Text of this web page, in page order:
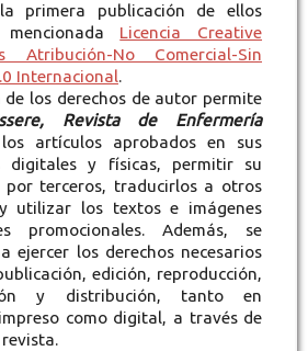
primera publicación de ellos
Licencia Creative
Atribución-No Comercial-Sin
Internacional.
de los derechos de autor permite
Revista de Enfermería
artículos aprobados en sus
digitales y físicas, permitir su
por terceros, traducirlos a otros
utilizar los textos e imágenes
promocionales. Además, se
ejercer los derechos necesarios
edición, reproducción,
y distribución, tanto en
como digital, a través de